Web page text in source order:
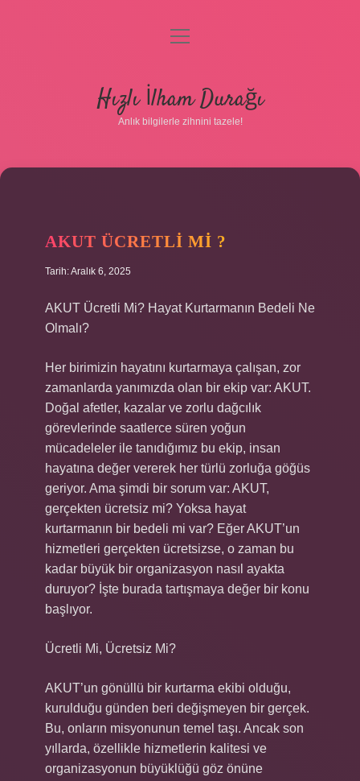
Gizlilik Politikası
Hakkımızda
menüyü
Hızlı İlham Durağı
Anlık bilgilerle zihnini tazele!
AKUT ÜCRETLI MI ?
Tarih: Aralık 6, 2025
AKUT Ücretli Mi? Hayat Kurtarmanın Bedeli Ne
Olmalı?
Her birimizin hayatını kurtarmaya çalışan, zor
zamanlarda yanımızda olan bir ekip var: AKUT.
Doğal afetler, kazalar ve zorlu dağcılık
görevlerinde saatlerce süren yoğun
mücadeleler ile tanıdığımız bu ekip, insan
hayatına değer vererek her türlü zorluğa göğüs
geriyor. Ama şimdi bir sorum var: AKUT,
gerçekten ücretsiz mi? Yoksa hayat
kurtarmanın bir bedeli mi var? Eğer AKUT’un
hizmetleri gerçekten ücretsizse, o zaman bu
kadar büyük bir organizasyon nasıl ayakta
duruyor? İşte burada tartışmaya değer bir konu
başlıyor.
Ücretli Mi, Ücretsiz Mi?
AKUT’un gönüllü bir kurtarma ekibi olduğu,
kurulduğu günden beri değişmeyen bir gerçek.
Bu, onların misyonunun temel taşı. Ancak son
yıllarda, özellikle hizmetlerin kalitesi ve
organizasyonun büyüklüğü göz önüne